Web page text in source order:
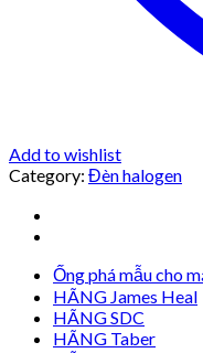
Add to wishlist
Category: Đèn halogen
Ống phá mẫu cho
HÃNG James Heal
HÃNG SDC
HÃNG Taber